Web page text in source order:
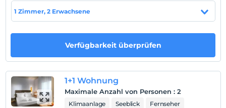
verdienen, indem es die friedliche Atmosphäre der Natur
Das G Beyond liegt direkt neben dem Yalıkavak Marina
Küche, den weltweit führenden Marken, Bars, Cafés und
Nachtclubs sehr privilegiert. In G Beyond erwarten Sie
ein wunderschönes türkisfarbenes Meer und ein
1 Zimmer, 2 Erwachsene
Verfügbarkeit überprüfen
1+1 Wohnung
Maximale Anzahl von Personen : 2
Klimaanlage Seeblick
Fernseher